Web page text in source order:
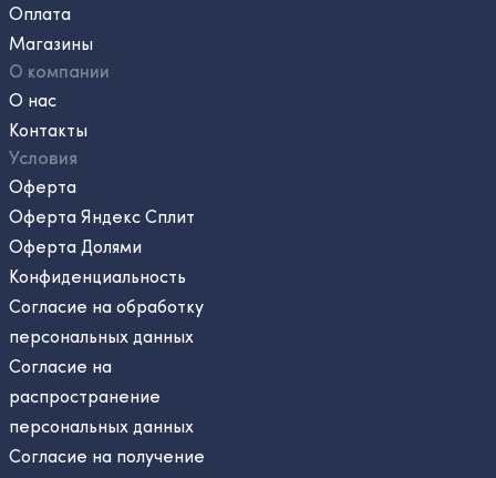
Оплата
Магазины
О компании
О нас
Контакты
Условия
Оферта
Оферта Яндекс Сплит
Оферта Долями
Конфиденциальность
Согласие на обработку
персональных данных
Согласие на
распространение
персональных данных
Согласие на получение